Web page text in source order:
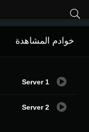
خوادم المشاهدة
Server 1
Server 2